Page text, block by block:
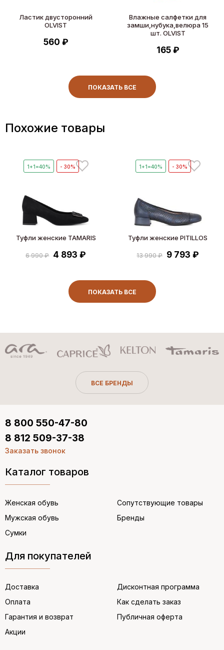
Ластик двусторонний
OLVIST
560 ₽
Влажные салфетки для
замши,нубука,велюра 15
шт. OLVIST
165 ₽
ПОКАЗАТЬ ВСЕ
Похожие товары
1+1=40% - 30%
Туфли женские TAMARIS
6 990 ₽ 4 893 ₽
1+1=40% - 30%
Туфли женские PITILLOS
13 990 ₽ 9 793 ₽
ПОКАЗАТЬ ВСЕ
ВСЕ БРЕНДЫ
Каталог товаров
Женская обувь
Мужская обувь
Сумки
Сопутствующие товары
Бренды
Для покупателей
Доставка
Оплата
Гарантия и возврат
Акции
Дисконтная программа
Как сделать заказ
Публичная оферта
8 800 550-47-80
8 812 509-37-38
Заказать звонок